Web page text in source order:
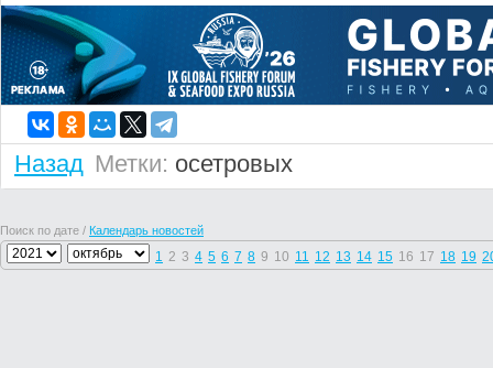
Назад Метки: осетровых
Поиск по дате / Календарь новостей
1 2 3 4 5 6 7 8 9 10 11 12 13 14 15 16 17 18 19